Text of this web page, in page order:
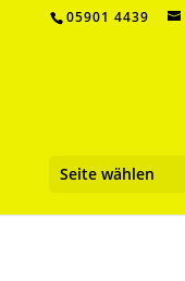
05901 4439
Seite wählen